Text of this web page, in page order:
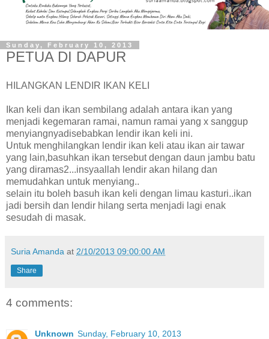
Sunday, February 10, 2013
PETUA DI DAPUR
HILANGKAN LENDIR IKAN KELI
Ikan keli dan ikan sembilang adalah antara ikan yang
menjadi kegemaran ramai, namun ramai yang x sanggup
menyiangnyadisebabkan lendir ikan keli ini.
Untuk menghilangkan lendir ikan keli atau ikan air tawar
yang lain,basuhkan ikan tersebut dengan daun jambu batu
yang diramas2...insyaallah lendir akan hilang dan
memudahkan untuk menyiang..
selain itu boleh basuh ikan keli dengan limau kasturi..ikan
jadi bersih dan lendir hilang serta menjadi lagi enak
sesudah di masak.
Suria Amanda at 2/10/2013 09:00:00 AM
Share
4 comments:
Unknown Sunday, February 10, 2013